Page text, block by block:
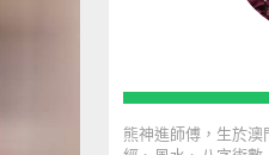
熊神進師傅，生於